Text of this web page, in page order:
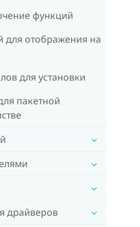
функций
отображения на
для установки
пакетной
драйверов